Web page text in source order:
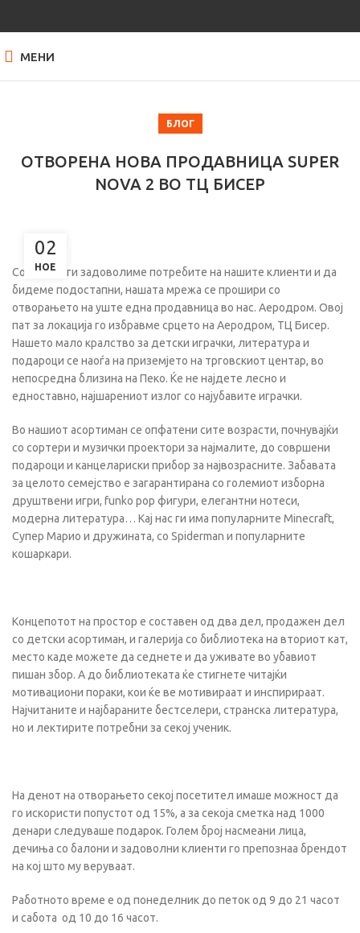
МЕНИ
БЛОГ
ОТВОРЕНА НОВА ПРОДАВНИЦА SUPER
NOVA 2 ВО ТЦ БИСЕР
02
НОЕ
Со цел да ги задоволиме потребите на нашите клиенти и да
бидеме подостапни, нашата мрежа се прошири со
отворањето на уште една продавница во нас. Аеродром. Овој
пат за локација го избравме срцето на Аеродром, ТЦ Бисер.
Нашето мало кралство за детски играчки, литература и
подароци се наоѓа на приземјето на трговскиот центар, во
непосредна близина на Пеко. Ќе не најдете лесно и
едноставно, најшарениот излог со најубавите играчки.
Во нашиот асортиман се опфатени сите возрасти, почнувајќи
со сортери и музички проектори за најмалите, до совршени
подароци и канцелариски прибор за највозрасните. Забавата
за целото семејство е загарантирана со големиот изборна
друштвени игри, funko pop фигури, елегантни нотеси,
модерна литература… Кај нас ги има популарните Minecraft,
Супер Марио и дружината, со Spiderman и популарните
кошаркари.
Концепотот на простор е составен од два дел, продажен дел
со детски асортиман, и галерија со библиотека на вториот кат,
место каде можете да седнете и да уживате во убавиот
пишан збор. А до библиотеката ќе стигнете читајќи
мотивациони пораки, кои ќе ве мотивираат и инспирираат.
Најчитаните и најбараните бестселери, странска литература,
но и лектирите потребни за секој ученик.
На денот на отворањето секој посетител имаше можност да
го искористи попустот од 15%, а за секоја сметка над 1000
денари следуваше подарок. Голем број насмеани лица,
дечиња со балони и задоволни клиенти го препознаа брендот
на кој што му веруваат.
Работното време е од понеделник до петок од 9 до 21 часот
и сабота од 10 до 16 часот.